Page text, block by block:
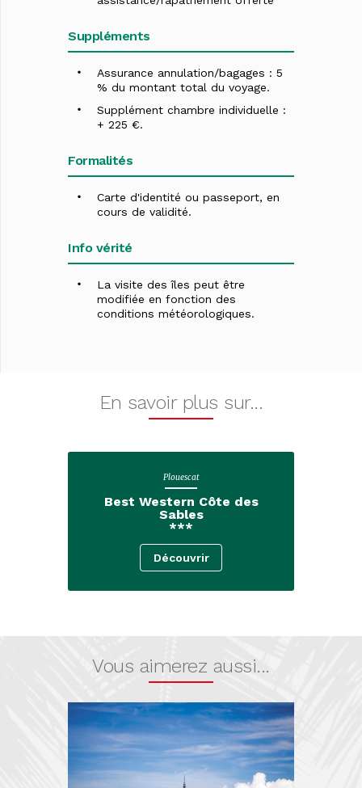
Suppléments
Assurance annulation/bagages : 5
% du montant total du voyage.
Supplément chambre individuelle :
+ 225 €.
Formalités
Carte d'identité ou passeport, en
cours de validité.
Info vérité
La visite des îles peut être
modifiée en fonction des
conditions météorologiques.
En savoir plus sur...
Plouescat
Best Western Côte des
Sables
***
Découvrir
Vous aimerez aussi...